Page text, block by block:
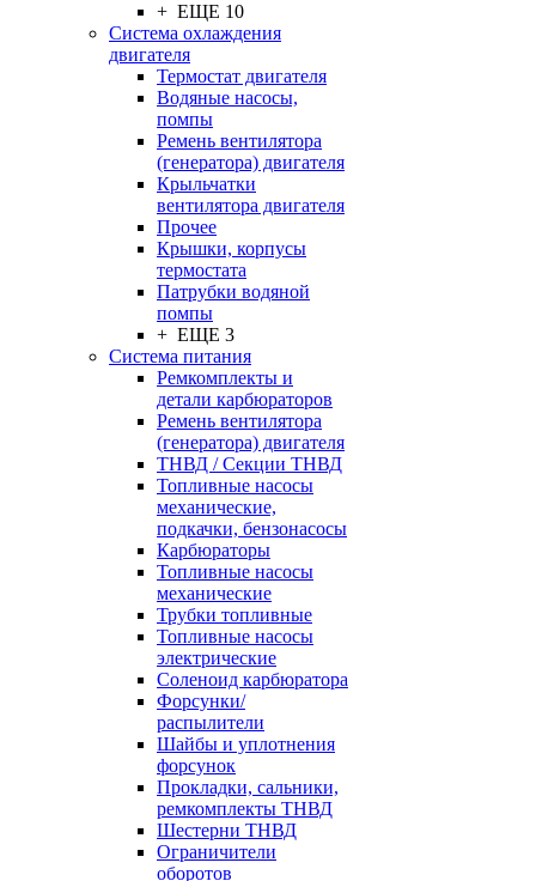
+ ЕЩЕ 10
Система охлаждения
двигателя
Термостат двигателя
Водяные насосы,
помпы
Ремень вентилятора
(генератора) двигателя
Крыльчатки
вентилятора двигателя
Прочее
Крышки, корпусы
термостата
Патрубки водяной
помпы
+ ЕЩЕ 3
Система питания
Ремкомплекты и
детали карбюраторов
Ремень вентилятора
(генератора) двигателя
ТНВД / Секции ТНВД
Топливные насосы
механические,
подкачки, бензонасосы
Карбюраторы
Топливные насосы
механические
Трубки топливные
Топливные насосы
электрические
Соленоид карбюратора
Форсунки/
распылители
Шайбы и уплотнения
форсунок
Прокладки, сальники,
ремкомплекты ТНВД
Шестерни ТНВД
Ограничители
оборотов